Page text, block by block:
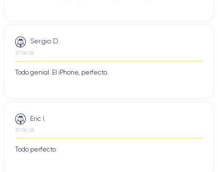
Sergio D.
27/06/26
Todo genial. El iPhone, perfecto.
Eric I.
27/06/26
Todo perfecto